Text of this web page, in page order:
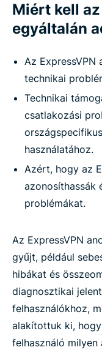
Miért kell
egyáltalán
Az ExpressVPN
technikai
Technikai
csatlakozási
használatához.
Azért, hogy az
azonosíthassák
problémákat.
Az ExpressVPN
gyűjt, például
hibákat és
diagnosztikai
felhasználókhoz,
alakítottuk ki,
felhasználó